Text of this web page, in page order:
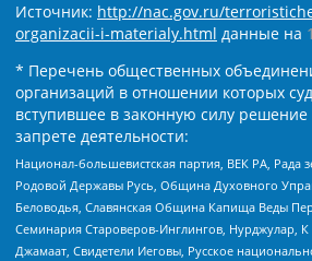
Источник: http://nac.gov.ru/
organizacii-i-materialy.html данные на
* Перечень общественных
организаций в отношении которых
вступившее в законную силу
запрете деятельности:
Национал-большевистская партия, ВЕК РА, Рада
Родовой Державы Русь, Община Духовного
Беловодья, Славянская Община Капища Веды
Семинария Староверов-Инглингов, Нурджулар,
Джамаат, Свидетели Иеговы, Русское